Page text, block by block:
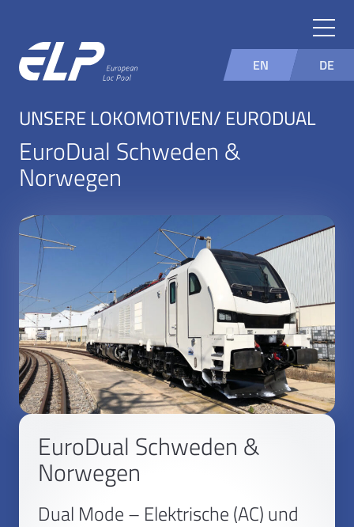
EN DE
UNSERE LOKOMOTIVEN/ EURODUAL
EuroDual Schweden &
Norwegen
EuroDual Schweden &
Norwegen
Dual Mode – Elektrische (AC) und